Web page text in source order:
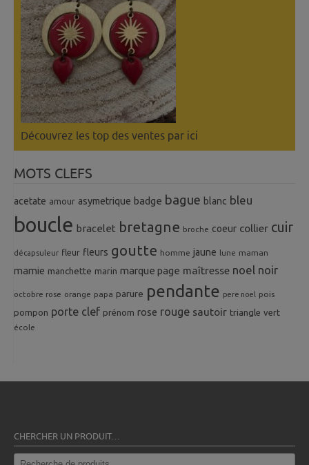
Découvrez les top des ventes par ici
MOTS CLEFS
acetate amour asymetrique badge bague blanc bleu
boucle bracelet bretagne broche coeur collier cuir
décapsuleur fleur fleurs goutte homme jaune lune maman
mamie manchette marin marque page maîtresse noel noir
octobre rose orange papa parure pendante pere noel pois
pompon porte clef prénom rose rouge sautoir triangle vert
école
CHERCHER UN PRODUIT…
Recherche